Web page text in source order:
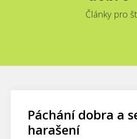
Články pro
Páchání dobra a
harašení